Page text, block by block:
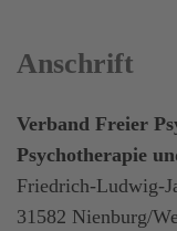
Anschrift
Verband Freier
Psychotherapie
Friedrich-Ludwig-
31582 Nienburg/